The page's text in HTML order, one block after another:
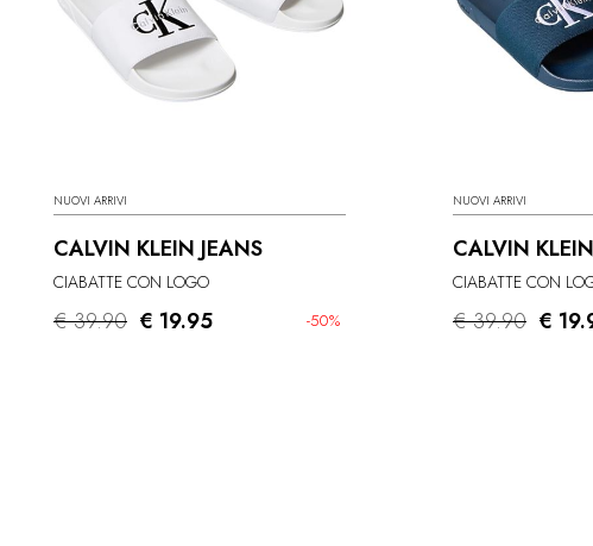
NUOVI ARRIVI
CALVIN KLEIN JEANS
CIABATTE CON LOGO
€ 39.90 -50%
€ 19.95
NUOVI ARRIVI
CALVIN
CIABATTE CON
€ 39.90 €